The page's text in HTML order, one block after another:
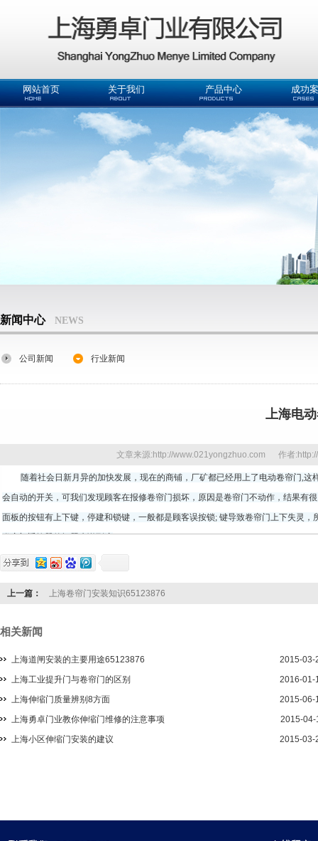
网站首页 关于我们 产品中心 成功
新闻中心 NEWS
公司新闻 行业新闻
上海电
文章来源:http://www.021yongzhuo.com 作者
随着社会日新月异的加快发展，现在的商铺，厂矿都已经用上了 电动卷帘门,这
会自动的开关，可我们发现顾客在报修卷帘门损坏，原因是卷帘门不动作，结果有
面板的按钮有上下键，停建和锁键，一般都是顾客误按锁; 键导致卷帘门上下失灵
卷帘门遥控器的问题先说到这
上一篇： 上海卷帘门安装知识65123876
相关新闻
2015-03-
上海道闸安装的主要用途65123876
2016-01-
上海工业提升门与卷帘门的区别
2015-06-
上海伸缩门质量辨别8方面
2015-04-
上海勇卓门业教你伸缩门维修的注意事项
2015-03-
上海小区伸缩门安装的建议